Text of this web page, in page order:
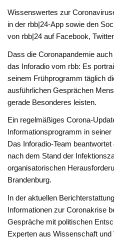
Wissenswertes zur
in der rbb|24-App sowie den
von rbb|24 auf Facebook,
Dass die Coronapandemie
das Inforadio vom rbb: Es
seinem Frühprogramm täglich
ausführlichen Gesprächen
gerade Besonderes leisten.
Ein regelmäßiges Corona-
Informationsprogramm in
Das Inforadio-Team
nach dem Stand der
organisatorischen
Brandenburg.
In der aktuellen
Informationen zur Coronakrise
Gespräche mit politischen
Experten aus Wissenschaft und